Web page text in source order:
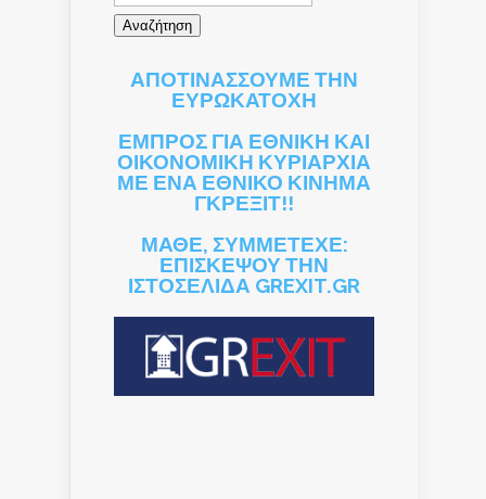
ΑΠΟΤΙΝΑΣΣΟΥΜΕ ΤΗΝ
ΕΥΡΩΚΑΤΟΧΗ
ΕΜΠΡΟΣ ΓΙΑ ΕΘΝΙΚΗ ΚΑΙ
ΟΙΚΟΝΟΜΙΚΗ ΚΥΡΙΑΡΧΙΑ
ΜΕ ΕΝΑ ΕΘΝΙΚΟ ΚΙΝΗΜΑ
ΓΚΡΕΞΙΤ!!
ΜΑΘΕ, ΣΥΜΜΕΤΕΧΕ:
ΕΠΙΣΚΕΨΟΥ ΤΗΝ
ΙΣΤΟΣΕΛΙΔΑ GREXIT.GR